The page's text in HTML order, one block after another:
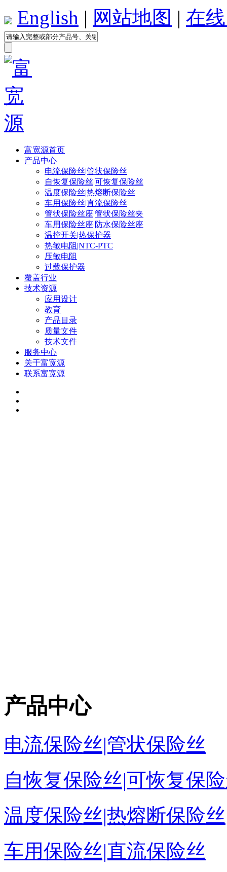
English | 网站地图 | 在
富宽源首页
产品中心
电流保险丝|管状保险丝
自恢复保险丝|可恢复保险丝
温度保险丝|热熔断保险丝
车用保险丝|直流保险丝
管状保险丝座|管状保险丝夹
车用保险丝座|防水保险丝座
温控开关|热保护器
热敏电阻|NTC-PTC
压敏电阻
过载保护器
覆盖行业
技术资源
应用设计
教育
产品目录
质量文件
技术文件
服务中心
关于富宽源
联系富宽源
产品中心
电流保险丝|管状保险丝
自恢复保险丝|可恢复保
温度保险丝|热熔断保险丝
车用保险丝|直流保险丝